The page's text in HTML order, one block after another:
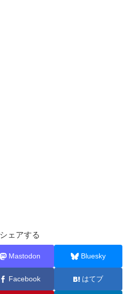
シェアする
Mastodon Bluesky
Facebook はてブ